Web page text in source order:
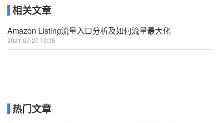
相关文章
Amazon Listing流量入口分析及如何流量最大化
2021-07-27 10:35
热门文章